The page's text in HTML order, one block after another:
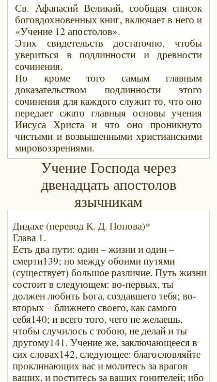
Св. Афанасий Великий, сообщая список
боговдохновенных книг, включает в него и
«Учение 12 апостолов».
Этих свидетельств достаточно, чтобы
увериться в подлинности и древности
сочинения.
Но кроме того самым главным
доказательством подлинности этого
сочинения для каждого служит то, что оно
передает сжато главныя основы учения
Иисуса Христа и что оно проникнуто
чистыми и возвышенными христианскими
мировоззрениями.
Учение Господа через
двенадцать апостолов
язычникам
Дидахе (перевод К. Д. Попова)*
Глава 1.
Есть два пути: один – жизни и один –
смерти139; но между обоими путями
(существует) большое различие. Путь жизни
состоит в следующем: во-первых, ты
должен любить Бога, создавшего тебя; во-
вторых – ближнего своего, как самого
себя140; и всего того, чего не желаешь,
чтобы случилось с тобою, не делай и ты
другому141. Учение же, заключающееся в
сих словах142, следующее: благословляйте
проклинающих вас и молитесь за врагов
ваших, и поститесь за ваших гонителей; ибо